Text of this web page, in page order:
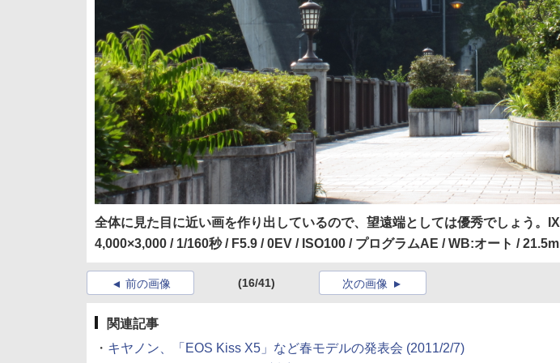
全体に見た目に近い画を作り出しているので、望遠端としては優秀でしょう。
4,000×3,000 / 1/160秒 / F5.9 / 0EV / ISO100 / プログラムAE / WB:オート /
前の画像 (16/41) 次の画像
関連記事
・ キヤノン、「EOS Kiss X5」など春モデルの発表会 (2011/2/7)